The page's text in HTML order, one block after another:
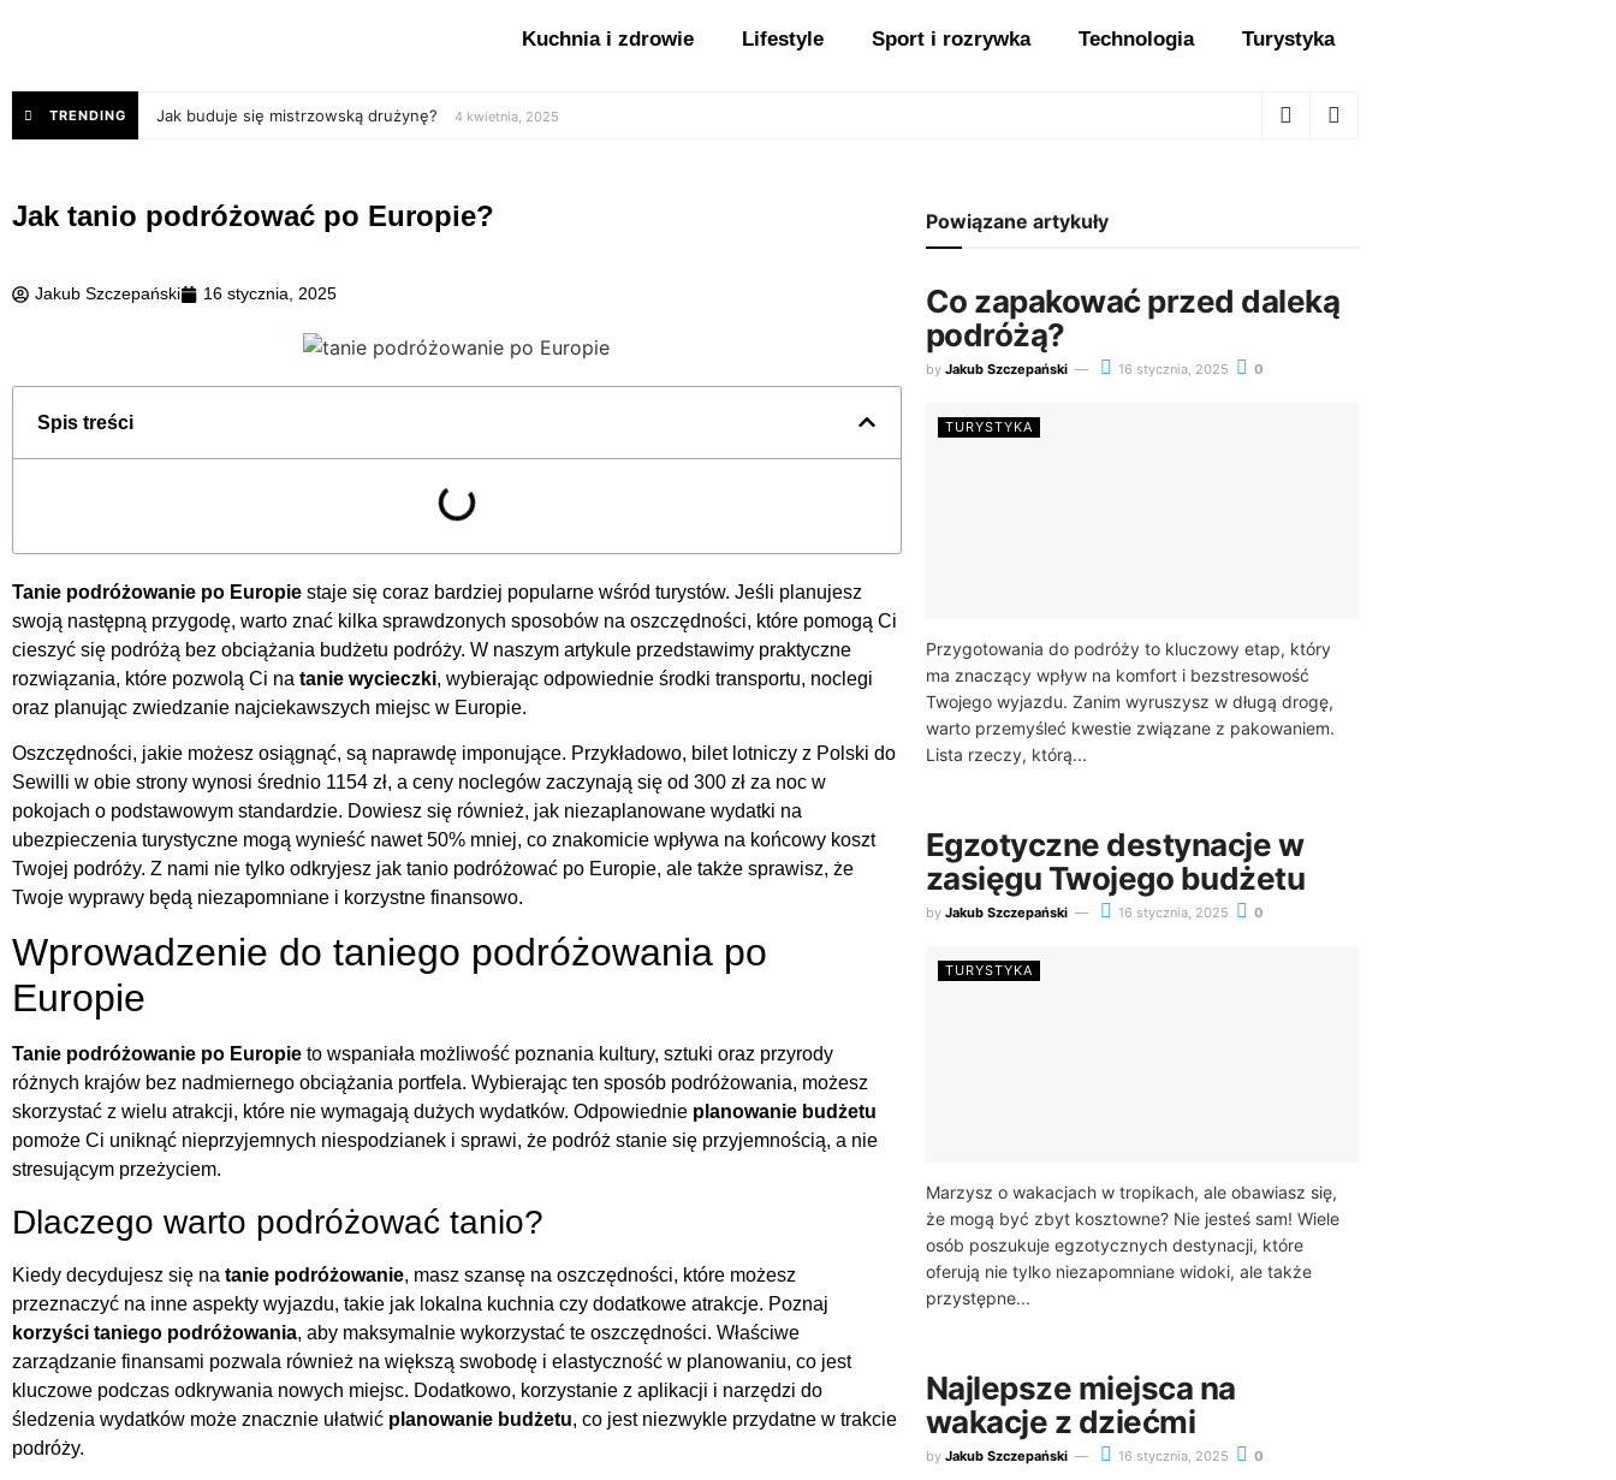
Kuchnia i zdrowie Lifestyle Sport i rozrywka Technologia Turystyka
TRENDING Jak buduje się mistrzowską drużynę? 4 kwietnia, 2025
Jak tanio podróżować po Europie?
Jakub Szczepański 16 stycznia, 2025
Spis treści
Tanie podróżowanie po Europie staje się coraz bardziej popularne wśród turystów. Jeśli planujesz
swoją następną przygodę, warto znać kilka sprawdzonych sposobów na oszczędności, które pomogą Ci
cieszyć się podróżą bez obciążania budżetu podróży. W naszym artykule przedstawimy praktyczne
rozwiązania, które pozwolą Ci na tanie wycieczki, wybierając odpowiednie środki transportu, noclegi
oraz planując zwiedzanie najciekawszych miejsc w Europie.
Oszczędności, jakie możesz osiągnąć, są naprawdę imponujące. Przykładowo, bilet lotniczy z Polski do
Sewilli w obie strony wynosi średnio 1154 zł, a ceny noclegów zaczynają się od 300 zł za noc w
pokojach o podstawowym standardzie. Dowiesz się również, jak niezaplanowane wydatki na
ubezpieczenia turystyczne mogą wynieść nawet 50% mniej, co znakomicie wpływa na końcowy koszt
Twojej podróży. Z nami nie tylko odkryjesz jak tanio podróżować po Europie, ale także sprawisz, że
Twoje wyprawy będą niezapomniane i korzystne finansowo.
Wprowadzenie do taniego podróżowania po
Europie
Tanie podróżowanie po Europie to wspaniała możliwość poznania kultury, sztuki oraz przyrody
różnych krajów bez nadmiernego obciążania portfela. Wybierając ten sposób podróżowania, możesz
skorzystać z wielu atrakcji, które nie wymagają dużych wydatków. Odpowiednie planowanie budżetu
pomoże Ci uniknąć nieprzyjemnych niespodzianek i sprawi, że podróż stanie się przyjemnością, a nie
stresującym przeżyciem.
Dlaczego warto podróżować tanio?
Kiedy decydujesz się na tanie podróżowanie, masz szansę na oszczędności, które możesz
przeznaczyć na inne aspekty wyjazdu, takie jak lokalna kuchnia czy dodatkowe atrakcje. Poznaj
korzyści taniego podróżowania, aby maksymalnie wykorzystać te oszczędności. Właściwe
zarządzanie finansami pozwala również na większą swobodę i elastyczność w planowaniu, co jest
kluczowe podczas odkrywania nowych miejsc. Dodatkowo, korzystanie z aplikacji i narzędzi do
śledzenia wydatków może znacznie ułatwić planowanie budżetu, co jest niezwykle przydatne w trakcie
podróży.
Powiązane artykuły
Co zapakować przed daleką
podróżą?
by Jakub Szczepański 16 stycznia, 2025 0
TURYSTYKA
Przygotowania do podróży to kluczowy etap, który
ma znaczący wpływ na komfort i bezstresowość
Twojego wyjazdu. Zanim wyruszysz w długą drogę,
warto przemyśleć kwestie związane z pakowaniem.
Lista rzeczy, którą...
Egzotyczne destynacje w
zasięgu Twojego budżetu
by Jakub Szczepański 16 stycznia, 2025 0
TURYSTYKA
Marzysz o wakacjach w tropikach, ale obawiasz się,
że mogą być zbyt kosztowne? Nie jesteś sam! Wiele
osób poszukuje egzotycznych destynacji, które
oferują nie tylko niezapomniane widoki, ale także
przystępne...
Najlepsze miejsca na
wakacje z dziećmi
by Jakub Szczepański 16 stycznia, 2025 0